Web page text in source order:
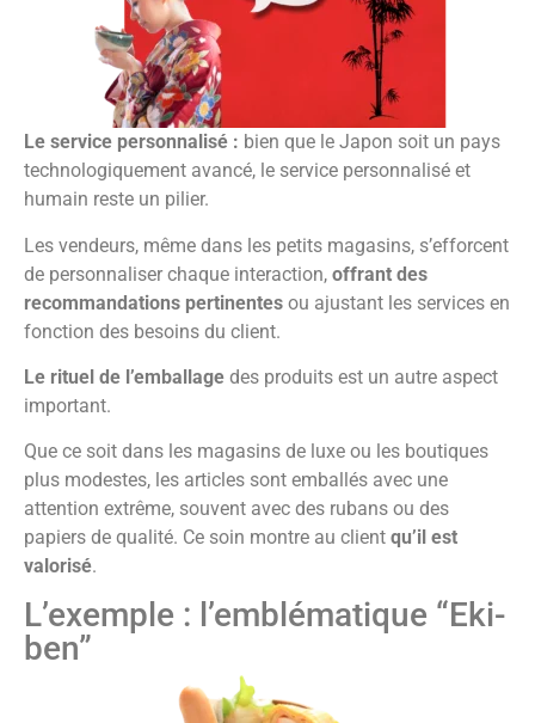
Le service personnalisé : bien que le Japon soit un pays
technologiquement avancé, le service personnalisé et
humain reste un pilier.
Les vendeurs, même dans les petits magasins, s’efforcent
de personnaliser chaque interaction, offrant des
recommandations pertinentes ou ajustant les services en
fonction des besoins du client.
Le rituel de l’emballage des produits est un autre aspect
important.
Que ce soit dans les magasins de luxe ou les boutiques
plus modestes, les articles sont emballés avec une
attention extrême, souvent avec des rubans ou des
papiers de qualité. Ce soin montre au client qu’il est
valorisé.
L’exemple : l’emblématique “Eki-
ben”